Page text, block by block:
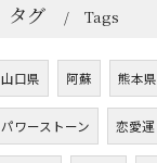
タグ Tags
山口県 阿蘇 熊本県
パワーストーン 恋愛運